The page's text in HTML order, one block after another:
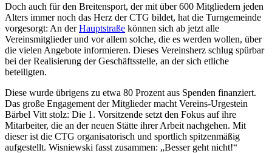
Doch auch für den Breitensport, der mit über 600 Mitgliedern jeden
Alters immer noch das Herz der CTG bildet, hat die Turngemeinde
vorgesorgt: An derHauptstraße können sich ab jetzt alle
Vereinsmitglieder und vor allem solche, die es werden wollen, über
die vielen Angebote informieren. Dieses Vereinsherz schlug spürbar
bei der Realisierung der Geschäftsstelle, an der sich etliche
beteiligten.
Diese wurde übrigens zu etwa 80 Prozent aus Spenden finanziert.
Das große Engagement der Mitglieder macht Vereins-Urgestein
Bärbel Vitt stolz: Die 1. Vorsitzende setzt den Fokus auf ihre
Mitarbeiter, die an der neuen Stätte ihrer Arbeit nachgehen. Mit
dieser ist die CTG organisatorisch und sportlich spitzenmäßig
aufgestellt. Wisniewski fasst zusammen: „Besser geht nicht!“